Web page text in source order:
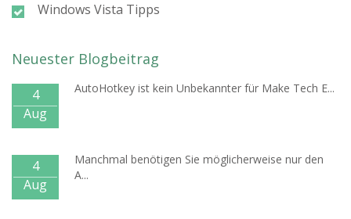
Windows Vista Tipps
Neuester Blogbeitrag
4
Aug
AutoHotkey ist kein Unbekannter für Make Tech E...
4
Aug
Manchmal benötigen Sie möglicherweise nur den
A...